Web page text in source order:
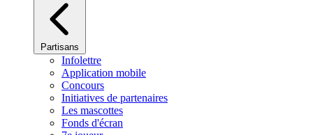
Partisans
Infolettre
Application mobile
Concours
Initiatives de partenaires
Les mascottes
Fonds d'écran